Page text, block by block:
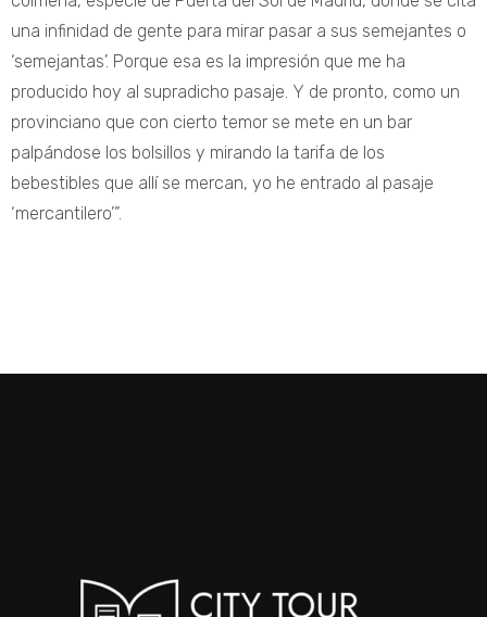
una infinidad de gente para mirar pasar a sus semejantes o
‘semejantas’. Porque esa es la impresión que me ha
producido hoy al supradicho pasaje. Y de pronto, como un
provinciano que con cierto temor se mete en un bar
palpándose los bolsillos y mirando la tarifa de los
bebestibles que allí se mercan, yo he entrado al pasaje
‘mercantilero’”.